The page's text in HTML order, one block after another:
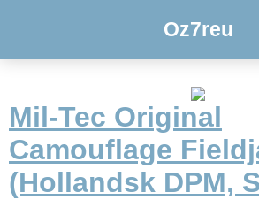
Oz7reu
Mil-Tec Original
Camouflage
(Hollandsk DPM,